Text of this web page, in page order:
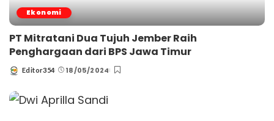
Ekonomi
PT Mitratani Dua Tujuh Jember Raih
Penghargaan dari BPS Jawa Timur
Posted
Editor354 18/05/2024